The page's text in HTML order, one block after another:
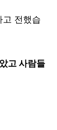
고 전했습
고 사람들